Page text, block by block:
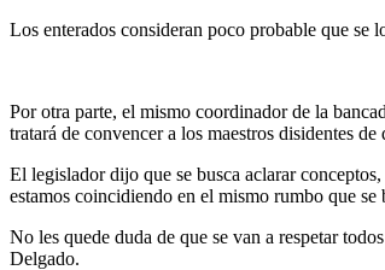
Los enterados consideran poco probable que se
Por otra parte, el mismo coordinador de la
tratará de convencer a los maestros disidentes
El legislador dijo que se busca aclarar
estamos coincidiendo en el mismo rumbo que se
No les quede duda de que se van a respetar
Delgado.